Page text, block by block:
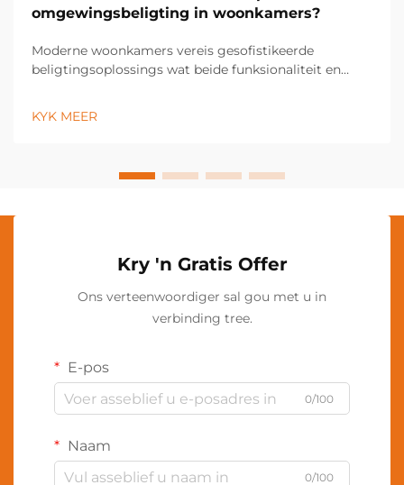
omgewingsbeligting in woonkamers?
Moderne woonkamers vereis gesofistikeerde
beligtingsoplossings wat beide funksionaliteit en
atmosfeer van enige ruimte deur sy energie-
KYK MEER
Kry 'n Gratis Offer
Ons verteenwoordiger sal gou met u in
verbinding tree.
E-pos
0/100
Naam
0/100